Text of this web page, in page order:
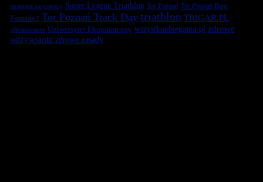
strategia zwycięzcy Super League Triathlon Tor Poznań Tor Poznań Bieg
Formuła 1 Tor Poznań Track Day triathlon TRIGAR.PL
ultramaraton Uniwersytet Ekonomiczny wszystkoobieganiu.pl zdrowe
odżywianie zdrowe zasady